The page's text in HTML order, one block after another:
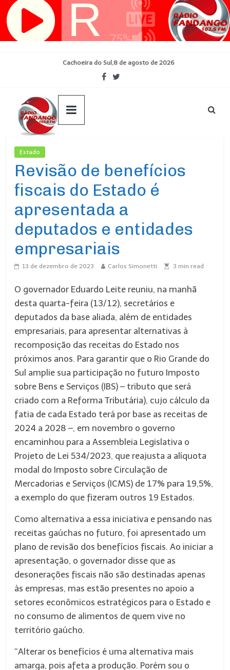
Pular
para
Cachoeira do Sul,8 de agosto de 2026
Estado
Revisão de benefícios
fiscais do Estado é
apresentada a
deputados e entidades
empresariais
13 de dezembro de 2023 Carlos Simonetti 3 min read
O governador Eduardo Leite reuniu, na manhã
desta quarta-feira (13/12), secretários e
deputados da base aliada, além de entidades
empresariais, para apresentar alternativas à
recomposição das receitas do Estado nos
próximos anos. Para garantir que o Rio Grande do
Sul amplie sua participação no futuro Imposto
sobre Bens e Serviços (IBS) – tributo que será
criado com a Reforma Tributária), cujo cálculo da
fatia de cada Estado terá por base as receitas de
2024 a 2028 –, em novembro o governo
encaminhou para a Assembleia Legislativa o
Projeto de Lei 534/2023, que reajusta a alíquota
modal do Imposto sobre Circulação de
Mercadorias e Serviços (ICMS) de 17% para 19,5%,
a exemplo do que fizeram outros 19 Estados.
Como alternativa a essa iniciativa e pensando nas
receitas gaúchas no futuro, foi apresentado um
plano de revisão dos benefícios fiscais. Ao iniciar a
apresentação, o governador disse que as
desonerações fiscais não são destinadas apenas
às empresas, mas estão presentes no apoio a
setores econômicos estratégicos para o Estado e
no consumo de alimentos de quem vive no
território gaúcho.
“Alterar os benefícios é uma alternativa mais
amarga, pois afeta a produção. Porém sou o